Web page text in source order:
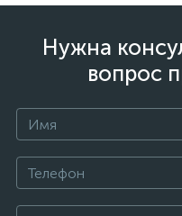
Нужна
вопрос